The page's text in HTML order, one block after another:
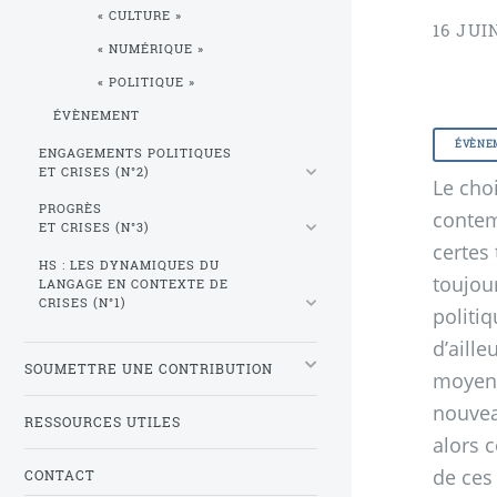
16
Le
alors
de
« CULTURE »
« NUMÉRIQUE »
« POLITIQUE »
ÉVÈNEMENT
ENGAGEMENTS POLITIQUES
ET CRISES (N°2)
PROGRÈS
ET CRISES (N°3)
HS : LES DYNAMIQUES DU
LANGAGE EN CONTEXTE DE
CRISES (N°1)
SOUMETTRE UNE CONTRIBUTION
RESSOURCES UTILES
CONTACT